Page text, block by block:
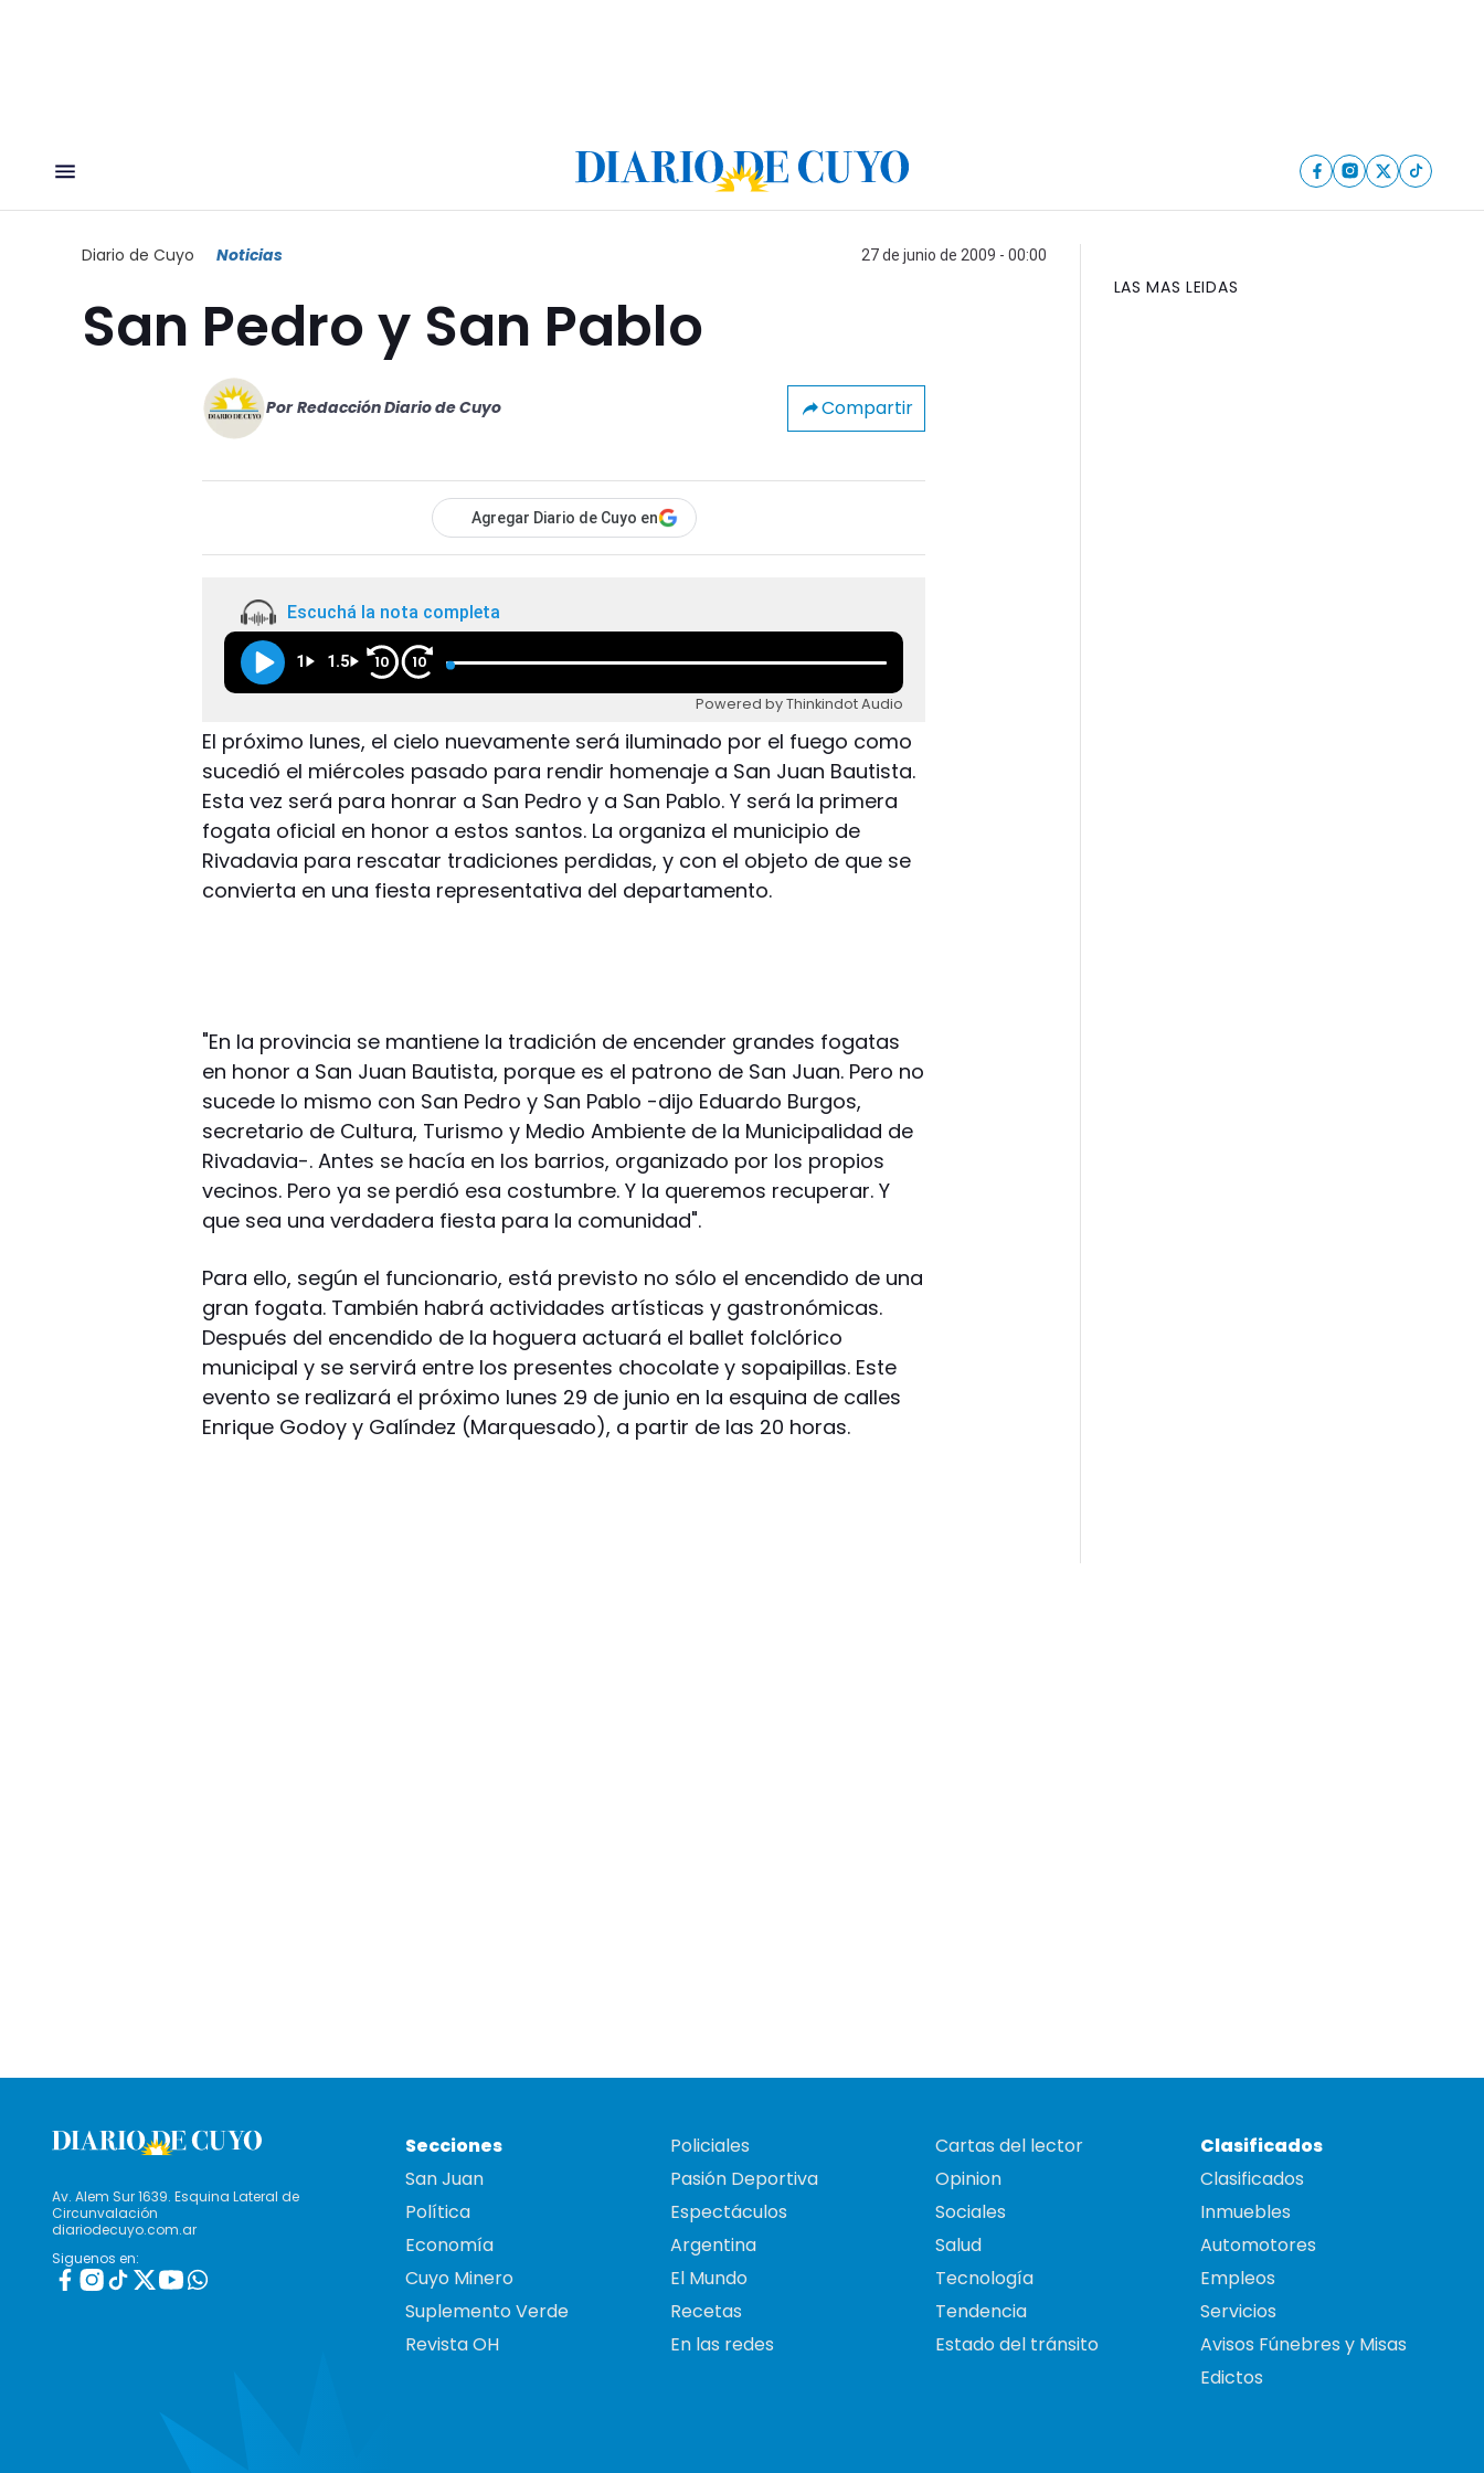
Diario de Cuyo Noticias 27 de junio de 2009 - 00:00
San Pedro y San Pablo
Por Redacción Diario de Cuyo Compartir
Agregar Diario de Cuyo en
Escuchá la nota completa
1 1.5 10 10
Powered by Thinkindot Audio
El próximo lunes, el cielo nuevamente será iluminado por el fuego como
sucedió el miércoles pasado para rendir homenaje a San Juan Bautista.
Esta vez será para honrar a San Pedro y a San Pablo. Y será la primera
fogata oficial en honor a estos santos. La organiza el municipio de
Rivadavia para rescatar tradiciones perdidas, y con el objeto de que se
convierta en una fiesta representativa del departamento.
"En la provincia se mantiene la tradición de encender grandes fogatas
en honor a San Juan Bautista, porque es el patrono de San Juan. Pero no
sucede lo mismo con San Pedro y San Pablo -dijo Eduardo Burgos,
secretario de Cultura, Turismo y Medio Ambiente de la Municipalidad de
Rivadavia-. Antes se hacía en los barrios, organizado por los propios
vecinos. Pero ya se perdió esa costumbre. Y la queremos recuperar. Y
que sea una verdadera fiesta para la comunidad".
Para ello, según el funcionario, está previsto no sólo el encendido de una
gran fogata. También habrá actividades artísticas y gastronómicas.
Después del encendido de la hoguera actuará el ballet folclórico
municipal y se servirá entre los presentes chocolate y sopaipillas. Este
evento se realizará el próximo lunes 29 de junio en la esquina de calles
Enrique Godoy y Galíndez (Marquesado), a partir de las 20 horas.
LAS MAS LEIDAS
Av. Alem Sur 1639. Esquina Lateral de
Circunvalación
diariodecuyo.com.ar
Siguenos en:
Secciones
San Juan
Política
Economía
Cuyo Minero
Suplemento Verde
Revista OH
Policiales
Pasión Deportiva
Espectáculos
Argentina
El Mundo
Recetas
En las redes
Cartas del lector
Opinion
Sociales
Salud
Tecnología
Tendencia
Estado del tránsito
Clasificados
Clasificados
Inmuebles
Automotores
Empleos
Servicios
Avisos Fúnebres y Misas
Edictos